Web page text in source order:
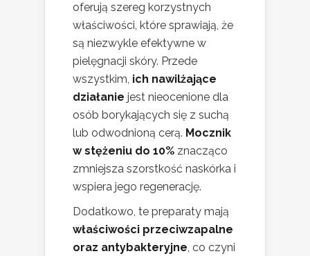
oferują szereg korzystnych
właściwości, które sprawiają, że
są niezwykle efektywne w
pielęgnacji skóry. Przede
wszystkim, ich nawilżające
działanie jest nieocenione dla
osób borykających się z suchą
lub odwodnioną cerą. Mocznik
w stężeniu do 10% znacząco
zmniejsza szorstkość naskórka i
wspiera jego regenerację.
Dodatkowo, te preparaty mają
właściwości przeciwzapalne
oraz antybakteryjne, co czyni